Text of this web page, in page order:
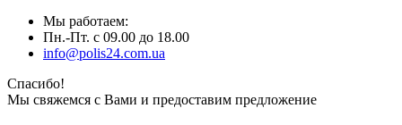
Мы работаем:
Пн.-Пт. с 09.00 до 18.00
info@polis24.com.ua
Спасибо!
Мы свяжемся с Вами и предоставим предложение